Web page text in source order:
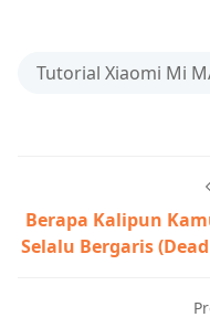
Tutorial Xiaomi Mi
Berapa Kalipun
Selalu Bergaris